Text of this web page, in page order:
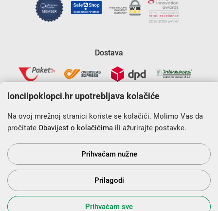
Dostava
Krajnji primatelj financijskog instrumenta sufinanciranog iz
Europskog fonda za regionalni razvoj u sklopu Operativnog
programa „Konkurentnost i kohezija”.
s Vama od 2014. godine!
lonciipoklopci.hr upotrebljava kolačiće
Na ovoj mrežnoj stranici koriste se kolačići. Molimo Vas da
pročitate Obavijest o kolačićima ili ažurirajte postavke.
Prihvaćam nužne
Prilagodi
Prihvaćam sve